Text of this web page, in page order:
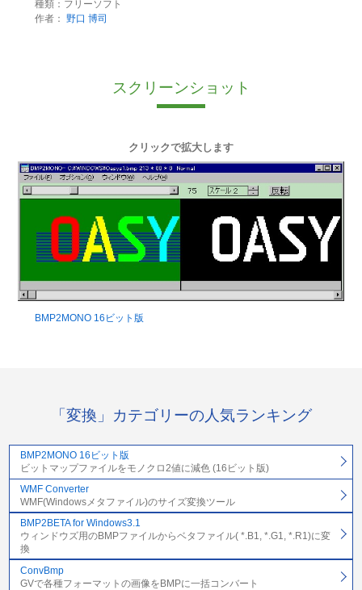
種類：フリーソフト
作者： 野口 博司
スクリーンショット
クリックで拡大します
BMP2MONO 16ビット版
「変換」カテゴリーの人気ランキング
BMP2MONO 16ビット版
ビットマップファイルをモノクロ2値に減色 (16ビット版)
WMF Converter
WMF(Windowsメタファイル)のサイズ変換ツール
BMP2BETA for Windows3.1
ウィンドウズ用のBMPファイルからベタファイル( *.B1, *.G1, *.R1)に変
換
ConvBmp
GVで各種フォーマットの画像をBMPに一括コンバート